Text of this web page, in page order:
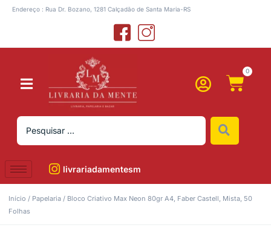
Endereço : Rua Dr. Bozano, 1281 Calçadão de Santa Maria-RS
0
livrariadamentesm
Início / Papelaria / Bloco Criativo Max Neon 80gr A4, Faber Castell, Mista, 50
Folhas